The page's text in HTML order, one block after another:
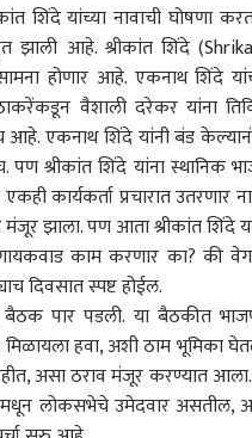
शिंदे यांच्या नावाची घोषणा
झाली आहे. श्रीकांत शिंदे
होणार आहे. एकनाथ शिंदे
वैशाली दरेकर यांना
आहे. एकनाथ शिंदे यांनी बंड
पण श्रीकांत शिंदे यांना स्थानिक
कार्यकर्ता प्रचारात उतरणार
झाला. पण आता श्रीकांत शिंदे
गायकवाड काम करणार का? की
दिवसात स्पष्ट होईल.
बैठक पार पडली. या बैठकीत
हवा, अशी ठाम भूमिका
असा ठराव मंजूर करण्यात
लोकसभेचे उमेदवार असतील,